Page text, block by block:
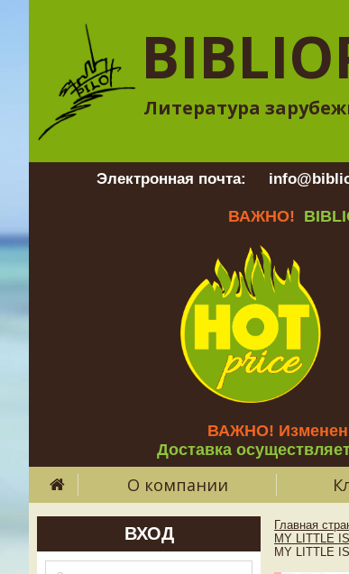
Литература
Электронная почта:
ВАЖНО!
ВАЖНО!
Доставка
О компании
ВХОД Главная
MY LITTLE
MY LITTLE